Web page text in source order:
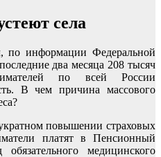
села
информации Федеральной
два месяца 208 тысяч
по всей России
В чем причина массового
повышении страховых
платят в Пенсионный
медицинского